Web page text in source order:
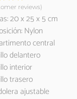
reviews)
20 x 25 x 5 cm
Nylon
central
delantero
interior
trasero
ajustable